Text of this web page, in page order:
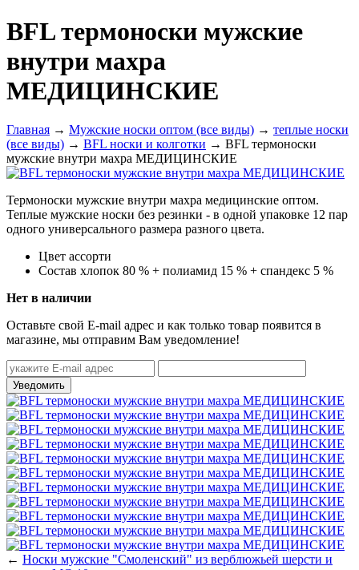
BFL термоноски мужские
внутри махра
МЕДИЦИНСКИЕ
Главная → Мужские носки оптом (все виды) → теплые носки
(все виды) → BFL носки и колготки → BFL термоноски
мужские внутри махра МЕДИЦИНСКИЕ
Термоноски мужские внутри махра медицинские оптом.
Теплые мужские носки без резинки - в одной упаковке 12 пар
одного универсального размера разного цвета.
Цвет ассорти
Состав хлопок 80 % + полиамид 15 % + спандекс 5 %
Нет в наличии
Оставьте свой E-mail адрес и как только товар появится в
магазине, мы отправим Вам уведомление!
← Носки мужские "Смоленский" из верблюжьей шерсти и